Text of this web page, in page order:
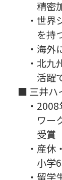
精密加
・世界
を持
・海外
・北九
活躍
■ 三井ハ
・2008
ワーク
受賞
・産休
小学6
・留学